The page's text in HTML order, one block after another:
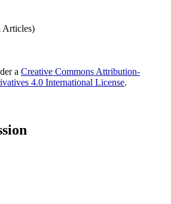
a Creative Commons Attribution-
4.0 International License.